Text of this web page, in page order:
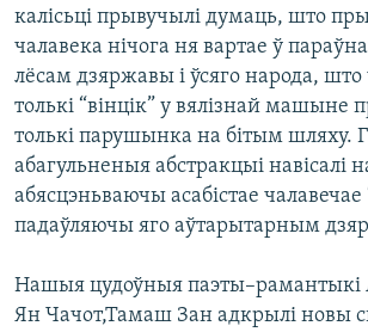
калісьці прывучылі думаць, што
чалавека нічога ня вартае ў
лёсам дзяржавы і ўсяго народа,
толькі “вінцік” у вялізнай машыне
толькі парушынка на бітым шляху.
абагульненыя абстракцыі
абясцэньваючы асабістае чалавечае
падаўляючы яго аўтарытарным
Нашыя цудоўныя паэты–рамантыкі
Ян Чачот,Тамаш Зан адкрылі новы